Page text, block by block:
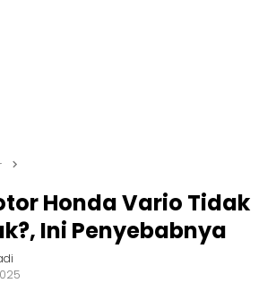
Honda Vario Tidak
Ini Penyebabnya